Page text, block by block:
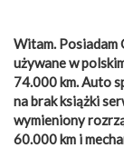
Witam. Posiadam
używane w
74.000 km. Auto
na brak książki
wymieniony
60.000 km i